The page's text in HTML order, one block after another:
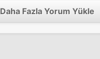
Daha Fazla Yorum Yükle